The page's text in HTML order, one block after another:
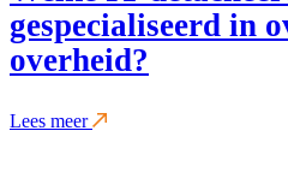
gespecialiseerd in
overheid?
Lees meer